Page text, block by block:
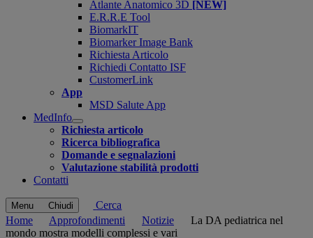
Atlante Anatomico 3D [NEW]
E.R.R.E Tool
BiomarkIT
Biomarker Image Bank
Richiesta Articolo
Richiedi Contatto ISF
CustomerLink
App
MSD Salute App
MedInfo
Open
submenu
Richiesta articolo
Ricerca bibliografica
Domande e segnalazioni
Valutazione stabilità prodotti
Contatti
Menu Chiudi
Cerca
Home
Approfondimenti Notizie
La DA pediatrica nel
mondo mostra modelli complessi e vari